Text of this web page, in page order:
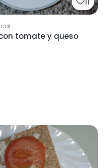
tomate y queso